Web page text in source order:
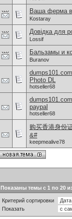
Ваша ферма
Kostaray
Довідка для
Lossif
Бальзамы и
Buranov
Photo DL
hotseller68
paypal
hotseller68
购买香港身份
&#
keepmealive78
Показаны темы с 1 по 20
Критерий сортировки
Показать